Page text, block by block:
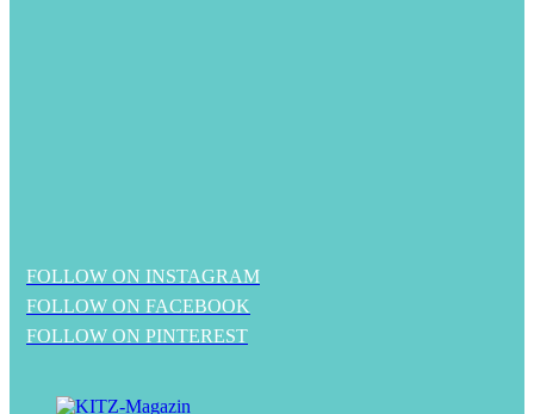
FOLLOW ON INSTAGRAM
FOLLOW ON FACEBOOK
FOLLOW ON PINTEREST